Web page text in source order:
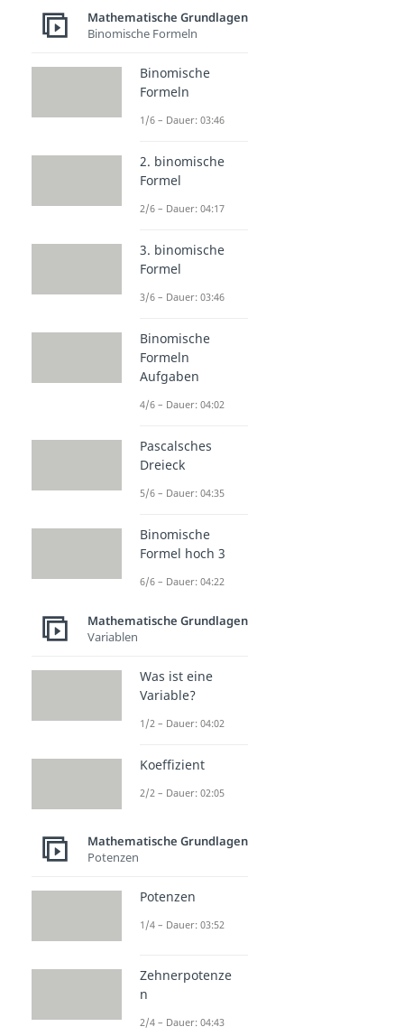
Mathematische Grundlagen
Binomische Formeln
Binomische
Formeln
1/6 – Dauer: 03:46
2. binomische
Formel
2/6 – Dauer: 04:17
3. binomische
Formel
3/6 – Dauer: 03:46
Binomische
Formeln
Aufgaben
4/6 – Dauer: 04:02
Pascalsches
Dreieck
5/6 – Dauer: 04:35
Binomische
Formel hoch 3
6/6 – Dauer: 04:22
Mathematische Grundlagen
Variablen
Was ist eine
Variable?
1/2 – Dauer: 04:02
Koeffizient
2/2 – Dauer: 02:05
Mathematische Grundlagen
Potenzen
Potenzen
1/4 – Dauer: 03:52
Zehnerpotenze
n
2/4 – Dauer: 04:43